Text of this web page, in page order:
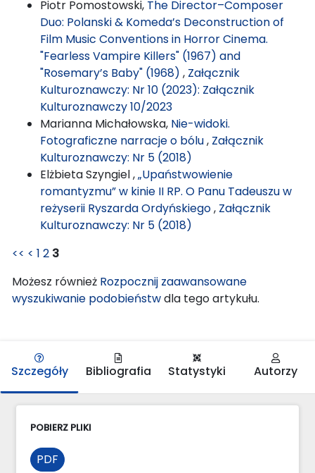
Piotr Pomostowski, The Director–Composer
Duo: Polanski & Komeda’s Deconstruction of
Film Music Conventions in Horror Cinema.
"Fearless Vampire Killers" (1967) and
"Rosemary’s Baby" (1968) , Załącznik
Kulturoznawczy: Nr 10 (2023): Załącznik
Kulturoznawczy 10/2023
Marianna Michałowska, Nie-widoki.
Fotograficzne narracje o bólu, Załącznik
Kulturoznawczy: Nr 5 (2018)
Elżbieta Szyngiel ,„Upaństwowienie
romantyzmu” w kinie II RP. O Panu Tadeuszu w
reżyserii Ryszarda Ordyńskiego, Załącznik
Kulturoznawczy: Nr 5 (2018)
<< < 1 2 3
Możesz również Rozpocznij zaawansowane
wyszukiwanie podobieństwdla tego artykułu.
Szczegóły Bibliografia Statystyki Autorzy
POBIERZ PLIKI
PDF